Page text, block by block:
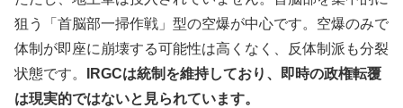
狙う「首脳部一掃作戦」型の空爆が中心です。空爆のみで
体制が即座に崩壊する可能性は高くなく、反体制派も分裂
状態です。
IRGCは統制を維持しており、即時の政権転覆
は現実的ではないと見られています。